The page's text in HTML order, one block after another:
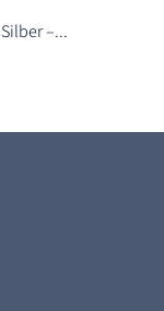
–...